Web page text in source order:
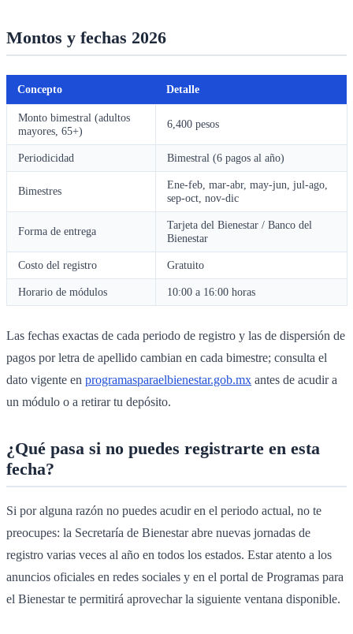
Montos y fechas 2026
Concepto Detalle
Monto bimestral (adultos
mayores, 65+)
6,400 pesos
Periodicidad Bimestral (6 pagos al año)
Bimestres
Ene-feb, mar-abr, may-jun, jul-ago,
sep-oct, nov-dic
Forma de entrega
Tarjeta del Bienestar / Banco del
Bienestar
Costo del registro Gratuito
Horario de módulos 10:00 a 16:00 horas
Las fechas exactas de cada periodo de registro y las de dispersión de
pagos por letra de apellido cambian en cada bimestre; consulta el
dato vigente en programasparaelbienestar.gob.mx antes de acudir a
un módulo o a retirar tu depósito.
¿Qué pasa si no puedes registrarte en esta
fecha?
Si por alguna razón no puedes acudir en el periodo actual, no te
preocupes: la Secretaría de Bienestar abre nuevas jornadas de
registro varias veces al año en todos los estados. Estar atento a los
anuncios oficiales en redes sociales y en el portal de Programas para
el Bienestar te permitirá aprovechar la siguiente ventana disponible.